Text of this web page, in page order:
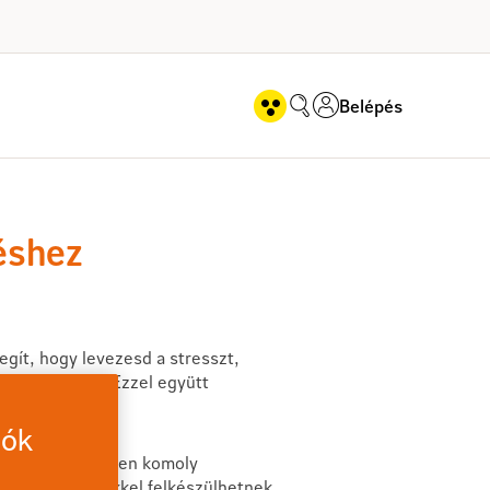
Belépés
hogy levezesd a stresszt,
is. Ezzel együtt
belül valamilyen komoly